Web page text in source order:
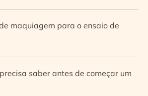
maquiagem para o ensaio de
saber antes de começar um